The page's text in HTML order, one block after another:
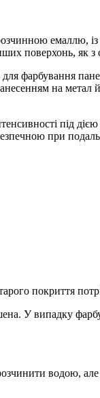
емаллю,
поверхонь, як
фарбування
на
під
при
покриття
У випадку
водою,